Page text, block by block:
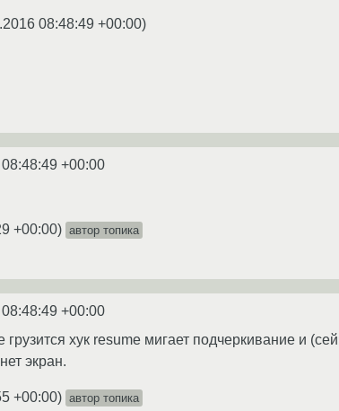
08:48:49 +00:00)
+00:00
+00:00) автор топика
+00:00
грузится хук resume мигает подчеркивание и
экран.
+00:00) автор топика